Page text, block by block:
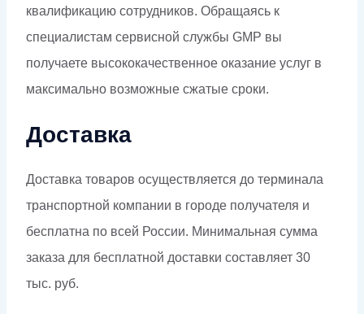
квалификацию сотрудников. Обращаясь к
специалистам сервисной службы GMP вы
получаете высококачественное оказание услуг в
максимально возможные сжатые сроки.
Доставка
Доставка товаров осуществляется до терминала
транспортной компании в городе получателя и
бесплатна по всей России. Минимальная сумма
заказа для бесплатной доставки составляет 30
тыс. руб.